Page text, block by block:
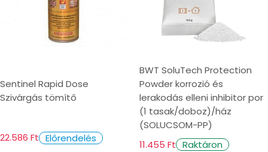
Sentinel Rapid Dose
Szivárgás tömítő
22.586 Ft Előrendelés
BWT SoluTech Protection
Powder korrozió és
lerakodás elleni inhibitor por
(1 tasak/doboz)/ház
(SOLUCSOM-PP)
11.455 Ft Raktáron